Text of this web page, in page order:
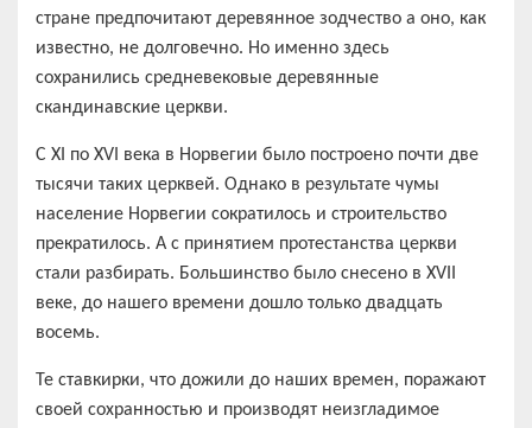
стране предпочитают деревянное зодчество а оно, как
известно, не долговечно. Но именно здесь
сохранились средневековые деревянные
скандинавские церкви.
C XI по XVI века в Норвегии было построено почти две
тысячи таких церквей. Однако в результате чумы
население Норвегии сократилось и строительство
прекратилось. А с принятием протестанства церкви
стали разбирать. Большинство было снесено в XVII
веке, до нашего времени дошло только двадцать
восемь.
Те ставкирки, что дожили до наших времен, поражают
своей сохранностью и производят неизгладимое